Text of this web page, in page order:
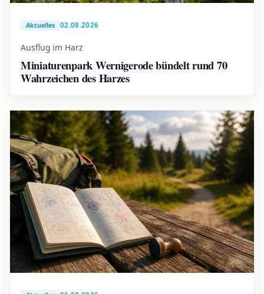
Aktuelles 02.08.2026
Ausflug im Harz
Miniaturenpark Wernigerode bündelt rund 70
Wahrzeichen des Harzes